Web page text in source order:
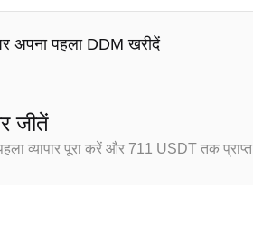
अपना पहला DDM खरीदें
जीतें
व्यापार पूरा करें और 711 USDT तक